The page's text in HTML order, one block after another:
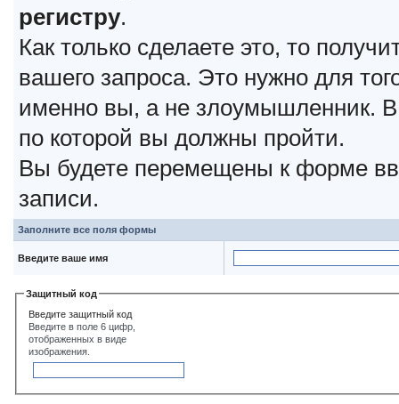
регистру.
Как только сделаете это, то
вашего запроса. Это нужно для
именно вы, а не злоумышленник. В
по которой вы должны пройти.
Вы будете перемещены к форме
записи.
Заполните все поля формы
Введите ваше имя
Защитный код
Введите защитный код
Введите в поле 6 цифр,
отображенных в виде
изображения.